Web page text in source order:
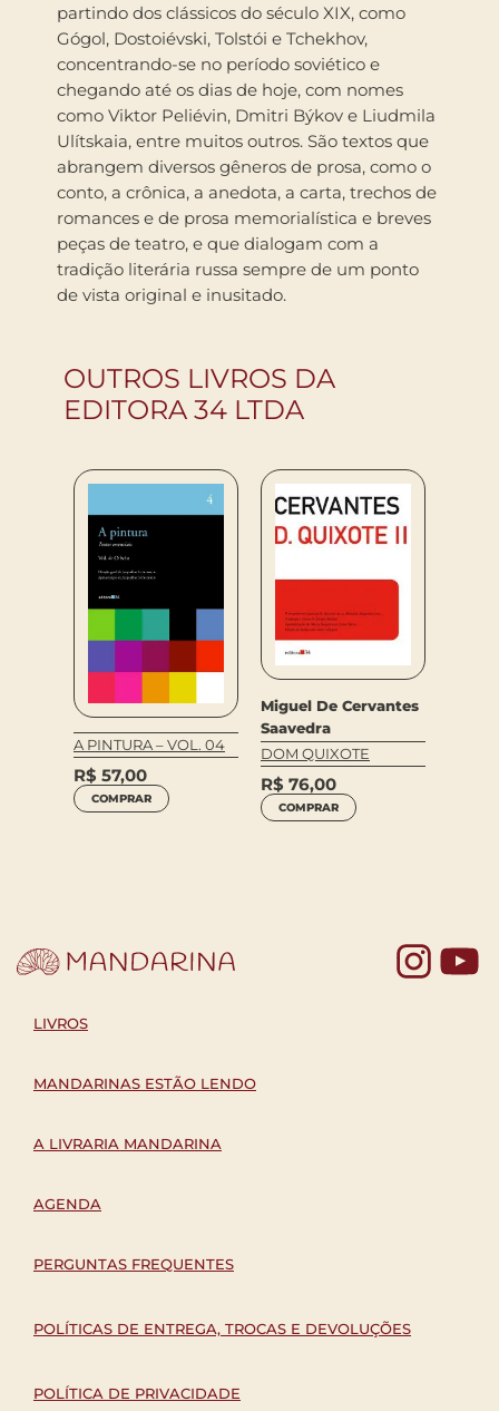
partindo dos clássicos do século XIX, como
Gógol, Dostoiévski, Tolstói e Tchekhov,
concentrando-se no período soviético e
chegando até os dias de hoje, com nomes
como Viktor Peliévin, Dmitri Býkov e Liudmila
Ulítskaia, entre muitos outros. São textos que
abrangem diversos gêneros de prosa, como o
conto, a crônica, a anedota, a carta, trechos de
romances e de prosa memorialística e breves
peças de teatro, e que dialogam com a
tradição literária russa sempre de um ponto
de vista original e inusitado.
OUTROS LIVROS DA
EDITORA 34 LTDA
A PINTURA – VOL. 04
R$ 57,00
COMPRAR
Miguel De Cervantes
Saavedra
DOM QUIXOTE
R$ 76,00
COMPRAR
LIVROS
MANDARINAS ESTÃO LENDO
A LIVRARIA MANDARINA
AGENDA
PERGUNTAS FREQUENTES
POLÍTICAS DE ENTREGA, TROCAS E DEVOLUÇÕES
POLÍTICA DE PRIVACIDADE